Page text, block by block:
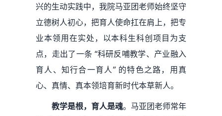
兴的生动实践中，我院马亚团老师始终坚守
立德树人初心，把育人使命扛在肩上，把专
业本领用在实处，以本科生科创项目为支
点，走出了一条 “科研反哺教学、产业融入
育人、知行合一育人” 的特色之路，用真
心、真情、真本领培育新时代本草新人。
教学是根，育人是魂。马亚团老师常年